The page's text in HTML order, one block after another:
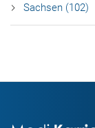
Sachsen (102)